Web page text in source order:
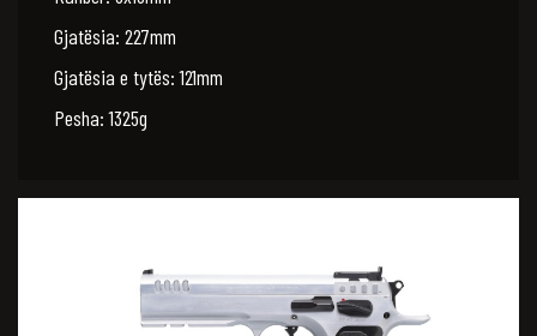
Gjatësia: 227mm
Gjatësia e tytës: 121mm
Pesha: 1325g